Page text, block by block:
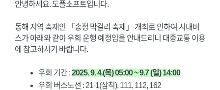
안녕하세요. 도플소프트입니다.
동해 지역 축제인 「송정 막걸리 축제」 개최로 인하여 시내버
스가 아래와 같이 우회 운행 예정임을 안내드리니 대중교통 이용
에 참고하시기 바랍니다.
우회 기간 :2025. 9. 4.(목) 05:00 ~ 9.7 (일) 14:00
우회 버스노선 : 21-1(삼척), 111, 112, 162